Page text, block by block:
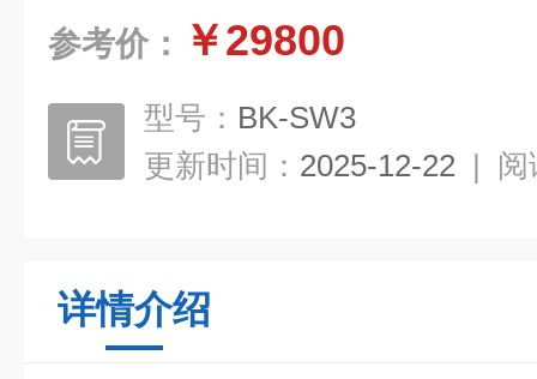
参考价： ￥29800
型号： BK-SW3
更新时间： 2025-12-22 | 阅
详情介绍